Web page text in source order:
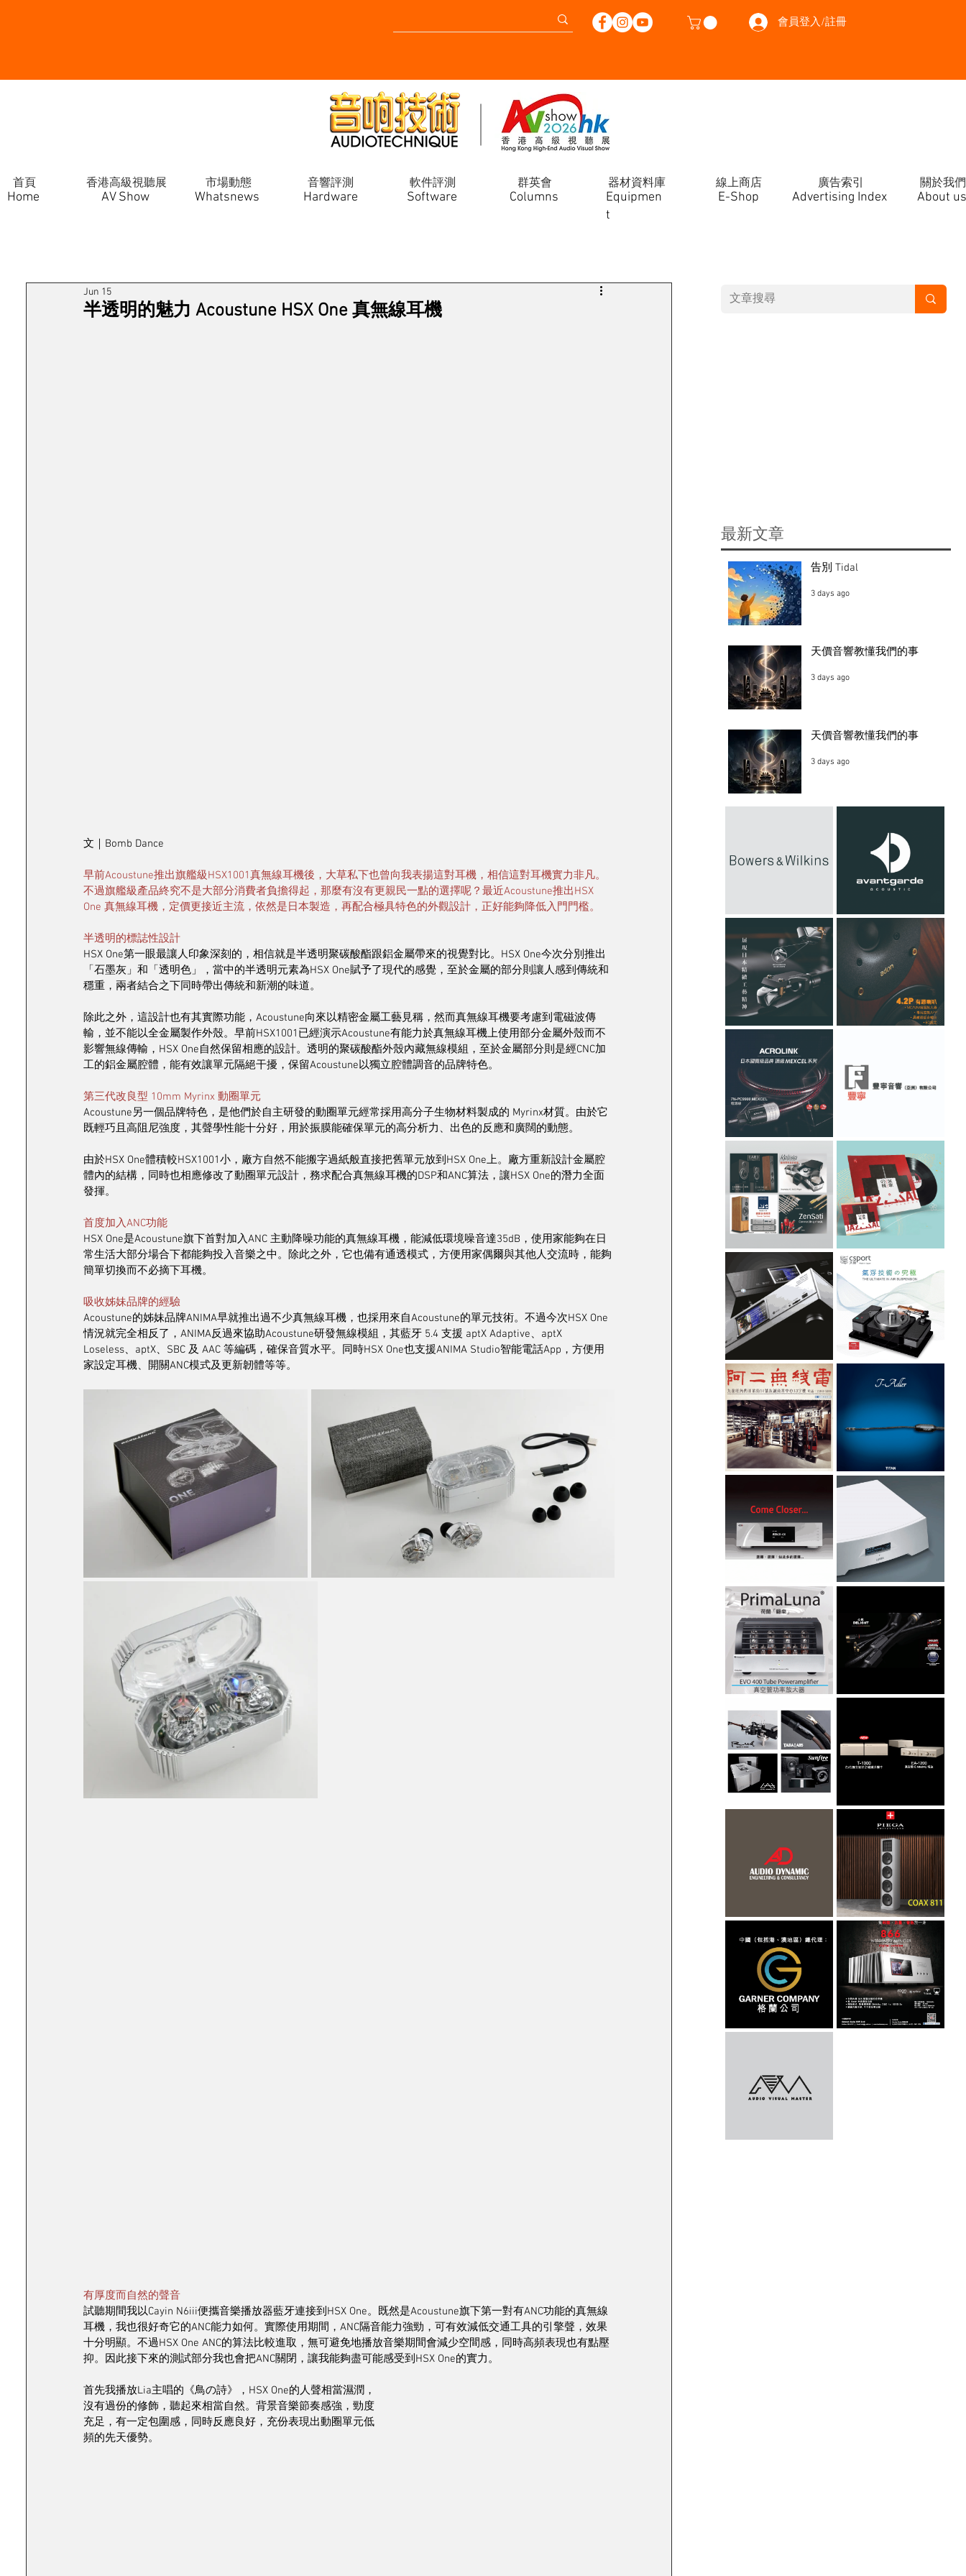
會員登入/註冊
Home
首頁 香港高級視聽展 市場動態 音響評測 軟件評測 群英會 器材資料庫 線上商店 廣告索引 關於我們
AV Show Whatsnews Hardware Software
Equipmen
t
E-Shop
Columns About us
Advertising Index
半透明的魅力 Acoustune HSX One 真無線耳機
Jun 15
文｜Bomb Dance
早前Acoustune推出旗艦級HSX1001真無線耳機後，大草私下也曾向我表揚這對耳機，相信這對耳機實力非凡。
不過旗艦級產品終究不是大部分消費者負擔得起，那麼有沒有更親民一點的選擇呢？最近Acoustune推出HSX
One 真無線耳機，定價更接近主流，依然是日本製造，再配合極具特色的外觀設計，正好能夠降低入門門檻。
半透明的標誌性設計
HSX One第一眼最讓人印象深刻的，相信就是半透明聚碳酸酯跟鋁金屬帶來的視覺對比。HSX One今次分別推出
「石墨灰」和「透明色」，當中的半透明元素為HSX One賦予了現代的感覺，至於金屬的部分則讓人感到傳統和
穩重，兩者結合之下同時帶出傳統和新潮的味道。
除此之外，這設計也有其實際功能，Acoustune向來以精密金屬工藝見稱，然而真無線耳機要考慮到電磁波傳
輸，並不能以全金屬製作外殼。早前HSX1001已經演示Acoustune有能力於真無線耳機上使用部分金屬外殼而不
影響無線傳輸，HSX One自然保留相應的設計。透明的聚碳酸酯外殼內藏無線模組，至於金屬部分則是經CNC加
工的鋁金屬腔體，能有效讓單元隔絕干擾，保留Acoustune以獨立腔體調音的品牌特色。
第三代改良型 10mm Myrinx 動圈單元
Acoustune另一個品牌特色，是他們於自主研發的動圈單元經常採用高分子生物材料製成的 Myrinx材質。由於它
既輕巧且高阻尼強度，其聲學性能十分好，用於振膜能確保單元的高分析力、出色的反應和廣闊的動態。
由於HSX One體積較HSX1001小，廠方自然不能搬字過紙般直接把舊單元放到HSX One上。廠方重新設計金屬腔
體內的結構，同時也相應修改了動圈單元設計，務求配合真無線耳機的DSP和ANC算法，讓HSX One的潛力全面
發揮。
首度加入ANC功能
HSX One是Acoustune旗下首對加入ANC 主動降噪功能的真無線耳機，能減低環境噪音達35dB，使用家能夠在日
常生活大部分場合下都能夠投入音樂之中。除此之外，它也備有通透模式，方便用家偶爾與其他人交流時，能夠
簡單切換而不必摘下耳機。
吸收姊妹品牌的經驗
Acoustune的姊妹品牌ANIMA早就推出過不少真無線耳機，也採用來自Acoustune的單元技術。不過今次HSX One
情況就完全相反了，ANIMA反過來協助Acoustune研發無線模組，其藍牙 5.4 支援 aptX Adaptive、aptX
Loseless、aptX、SBC 及 AAC 等編碼，確保音質水平。同時HSX One也支援ANIMA Studio智能電話App，方便用
家設定耳機、開關ANC模式及更新韌體等等。
有厚度而自然的聲音
試聽期間我以Cayin N6iii便攜音樂播放器藍牙連接到HSX One。既然是Acoustune旗下第一對有ANC功能的真無線
耳機，我也很好奇它的ANC能力如何。實際使用期間，ANC隔音能力強勁，可有效減低交通工具的引擎聲，效果
十分明顯。不過HSX One ANC的算法比較進取，無可避免地播放音樂期間會減少空間感，同時高頻表現也有點壓
抑。因此接下來的測試部分我也會把ANC關閉，讓我能夠盡可能感受到HSX One的實力。
首先我播放Lia主唱的《鳥の詩》，HSX One的人聲相當濕潤，
沒有過份的修飾，聽起來相當自然。背景音樂節奏感強，勁度
充足，有一定包圍感，同時反應良好，充份表現出動圈單元低
頻的先天優勢。
​最新文章
告別 Tidal
3 days ago
天價音響教懂我們的事
3 days ago
天價音響教懂我們的事
3 days ago